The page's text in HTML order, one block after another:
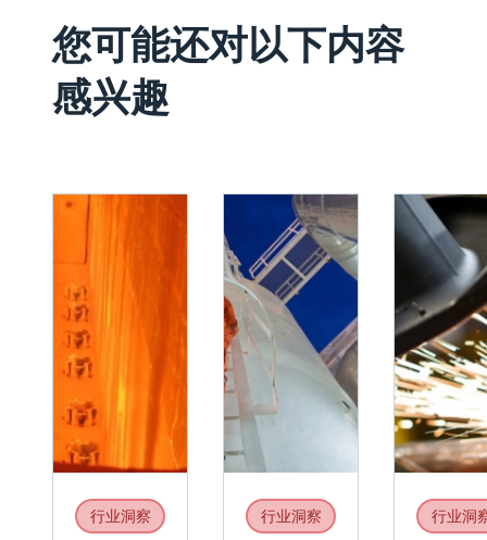
您可能还对以下内容
感兴趣
行业洞察 行业洞察 行业洞